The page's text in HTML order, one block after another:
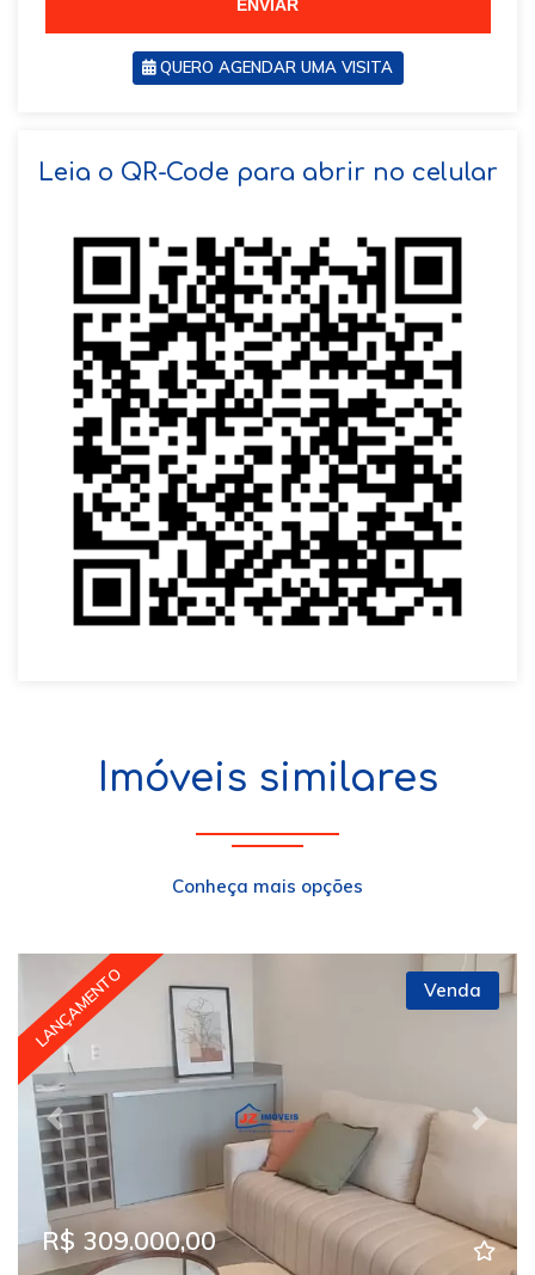
ENVIAR
QUERO AGENDAR UMA VISITA
Leia o QR-Code para abrir no celular
Imóveis similares
Conheça mais opções
Previous Next
LANÇAMENTO Venda
R$ 309.000,00